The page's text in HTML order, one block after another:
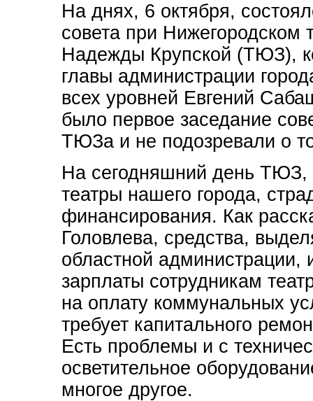
На днях, 6 октября,
совета при Нижегородском
Надежды Крупской (ТЮЗ),
главы администрации
всех уровней Евгений
было первое заседание
ТЮЗа и не подозревали о
На сегодняшний день ТЮЗ,
театры нашего города,
финансирования. Как
Головлева, средства,
областной администрации,
зарплаты сотрудникам
на оплату коммунальных
требует капитального
Есть проблемы и с
осветительное
многое другое.